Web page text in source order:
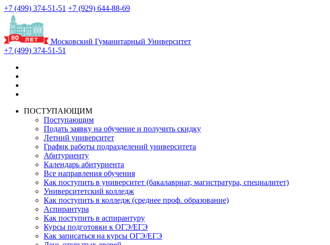
+7 (499) 374-51-51 +7 (929) 644-88-69
Московский Гуманитарный Университет
+7 (499) 374-51-51
ПОСТУПАЮЩИМ
Поступающим
Подать заявку на обучение и получить скидку
Летний университет
График работы подразделений университета
Абитуриенту
Календарь абитуриента
Все направления обучения
Как поступить в университет (бакалавриат, магистратура, специалитет)
Университетский колледж
Как поступить в колледж (среднее проф. образование)
Аспирантура
Как поступить в аспирантуру
Курсы подготовки к ОГЭ/ЕГЭ
Как записаться на курсы ОГЭ/ЕГЭ